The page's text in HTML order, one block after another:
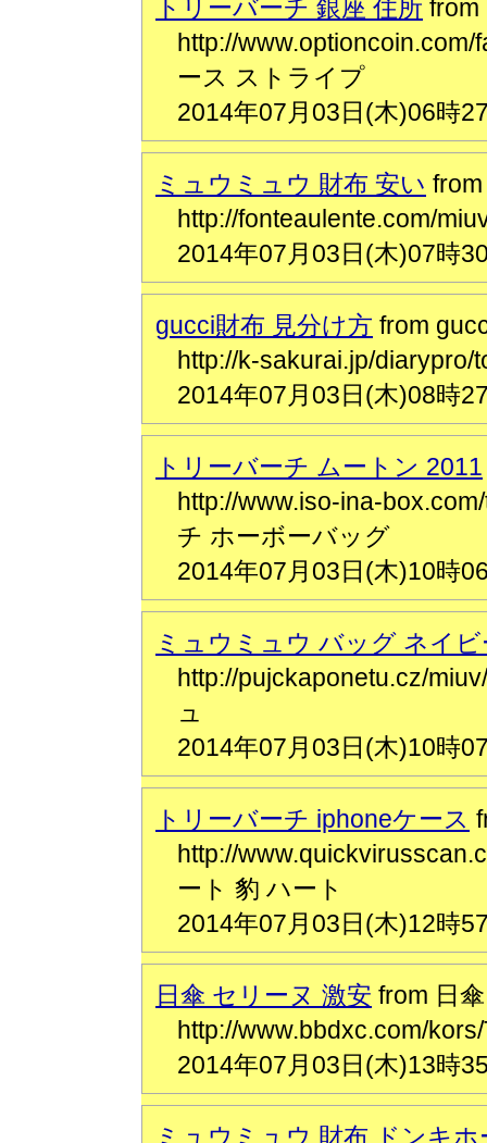
トリーバーチ 銀座 住所 from
http://
ース ストライプ
2014年07月03日(木)06時
ミュウミュウ 財布 安い
http://fonteaulente.com/
2014年07月03日(木)07時
gucci財布 見分け方 from
http://k-sakurai.jp/
2014年07月03日(木)08時
トリーバーチ ムートン 2011
http://www.iso-ina-
チ ホーボーバッグ
2014年07月03日(木)10時
ミュウミュウ バッグ ネイビ
http://pujckaponetu.cz/
ュ
2014年07月03日(木)10時
トリーバーチ iphoneケース
http://
ート 豹 ハート
2014年07月03日(木)12時
日傘 セリーヌ 激安 from 日
http://www.bbdxc.com/
2014年07月03日(木)13時
ミュウミュウ 財布 ドンキホ